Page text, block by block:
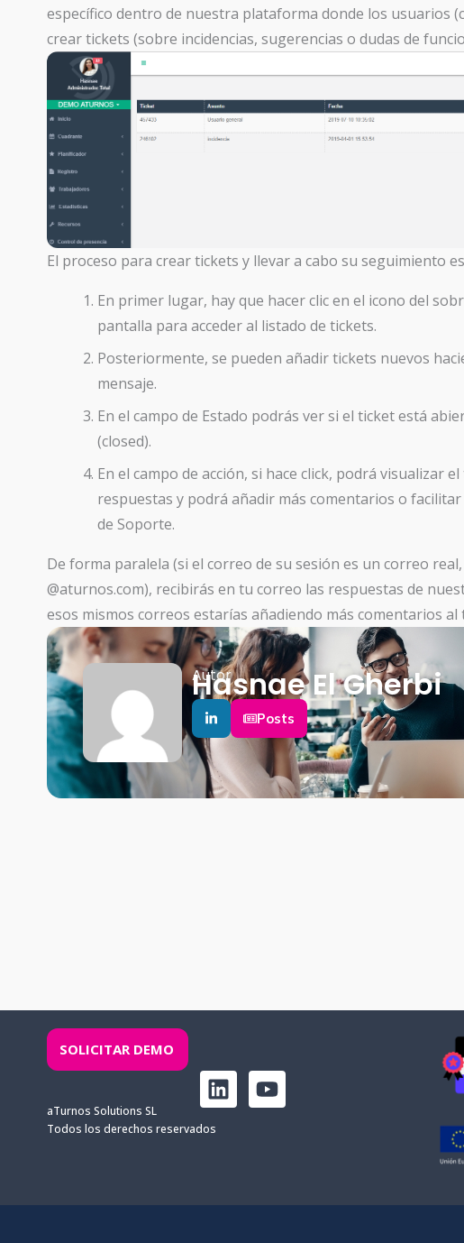
específico dentro de nuestra plataforma donde los usuarios
crear tickets (sobre incidencias, sugerencias o dudas de
El proceso para crear tickets y llevar a cabo su seguimiento
En primer lugar, hay que hacer clic en el icono del
pantalla para acceder al listado de tickets.
Posteriormente, se pueden añadir tickets nuevos
mensaje.
En el campo de Estado podrás ver si el ticket está
(closed).
En el campo de acción, si hace click, podrá visualizar
respuestas y podrá añadir más comentarios o
de Soporte.
De forma paralela (si el correo de su sesión es un correo
@aturnos.com), recibirás en tu correo las respuestas de
esos mismos correos estarías añadiendo más comentarios al
Autor
Hasnae El Gherbi
Posts
SOLICITAR DEMO
L
i
i
Y
o
e
aTurnos Solutions SL
Todos los derechos reservados